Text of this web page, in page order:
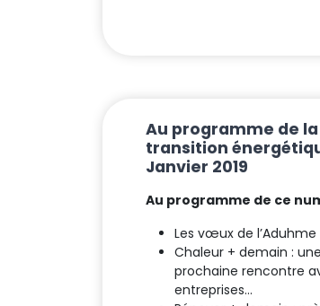
Au programme de la
transition
Janvier 2019
Au programme de ce
Les vœux de l’Aduhme
Chaleur + demain : une
prochaine rencontre
entreprises…